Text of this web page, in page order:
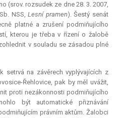
(srov. rozsudek ze dne 28. 3. 2007,
NSS,Lesní pramen). Šestý senát
platné a zrušení podmiňujícího
kterou je třeba v řízení o žalobě
v souladu se zásadou plné
setrvá na závěrech vyplývajících z
Řehlovice, pak by měl uvážit,
proti nezákonnosti podmiňujícího
být automatické přiznávání
právním aktům. Žalobci